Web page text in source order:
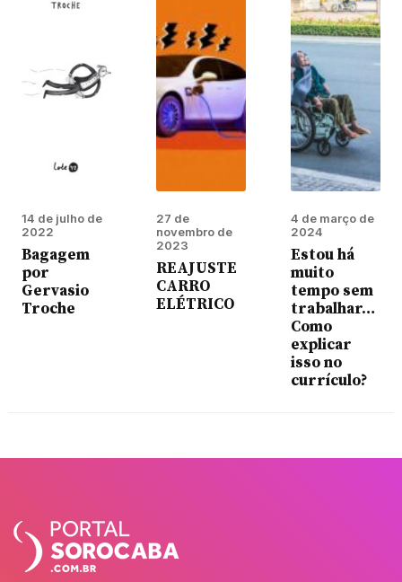
14 de julho de
2022
Bagagem
por
Gervasio
Troche
27 de
novembro de
2023
REAJUSTE
CARRO
ELÉTRICO
4 de março de
2024
Estou há
muito
tempo sem
trabalhar…
Como
explicar
isso no
currículo?